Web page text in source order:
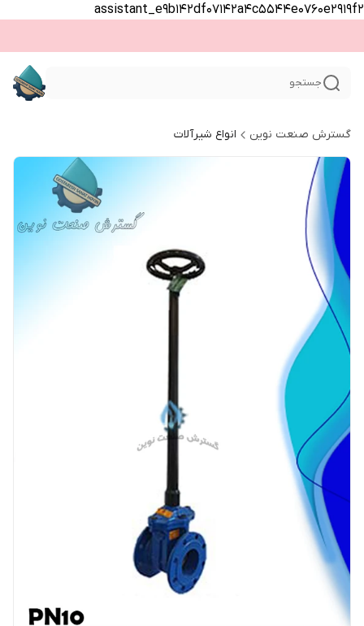
assistant_e9b142df07142a4c5544e0760e2919f2
جستجو
گسترش صنعت نوین انواع شیرآلات